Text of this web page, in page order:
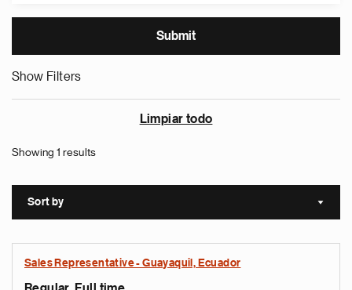
Show Filters
Limpiar todo
Showing 1 results
Sort by Sort
Sales Representative - Guayaquil, Ecuador